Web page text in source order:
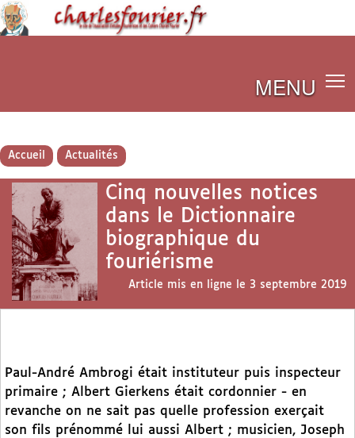
MENU
Accueil Actualités
Cinq nouvelles notices
dans le Dictionnaire
biographique du
fouriérisme
Article mis en ligne le 3 septembre 2019
Paul-André Ambrogi était instituteur puis inspecteur
primaire ; Albert Gierkens était cordonnier - en
revanche on ne sait pas quelle profession exerçait
son fils prénommé lui aussi Albert ; musicien, Joseph